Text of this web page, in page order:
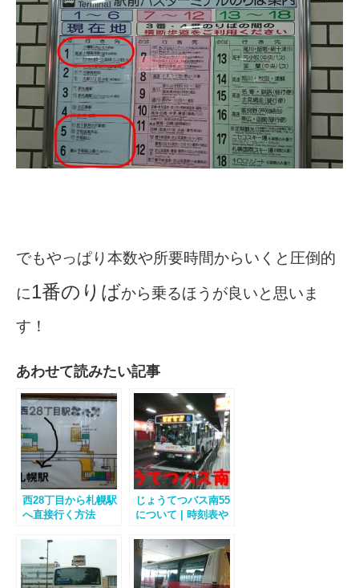
でもやっぱり本数や所要時間からいくと圧倒的
に1番のりばから乗るほうが良いと思いま
す！
あわせて読みたい記事
西28丁目から札幌駅
へ直接行く方法
じょうてつバス南55
について | 時刻表や